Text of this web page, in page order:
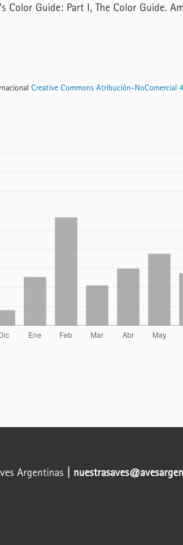
Color Guide: Part I, The Color Guide.
Creative Commons Atribución-NoComercial
Argentinas |